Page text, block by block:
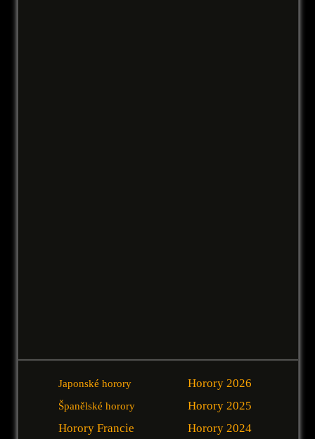
Japonské horory
Španělské horory
Horory Francie
Horory 2026
Horory 2025
Horory 2024